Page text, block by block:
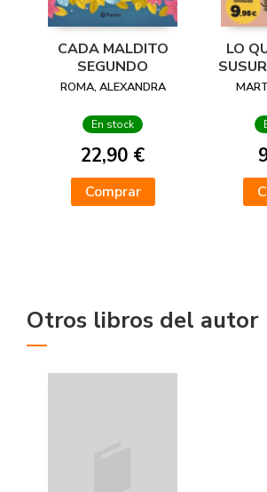
CADA MALDITO
SEGUNDO
ROMA, ALEXANDRA
En stock
22,90 €
Comprar
LO
Otros libros del autor